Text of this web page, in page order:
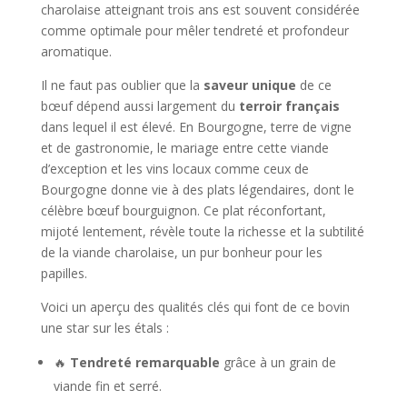
charolaise atteignant trois ans est souvent considérée
comme optimale pour mêler tendreté et profondeur
aromatique.
Il ne faut pas oublier que la saveur unique de ce
bœuf dépend aussi largement du terroir français
dans lequel il est élevé. En Bourgogne, terre de vigne
et de gastronomie, le mariage entre cette viande
d’exception et les vins locaux comme ceux de
Bourgogne donne vie à des plats légendaires, dont le
célèbre bœuf bourguignon. Ce plat réconfortant,
mijoté lentement, révèle toute la richesse et la subtilité
de la viande charolaise, un pur bonheur pour les
papilles.
Voici un aperçu des qualités clés qui font de ce bovin
une star sur les étals :
🔥 Tendreté remarquable grâce à un grain de
viande fin et serré.